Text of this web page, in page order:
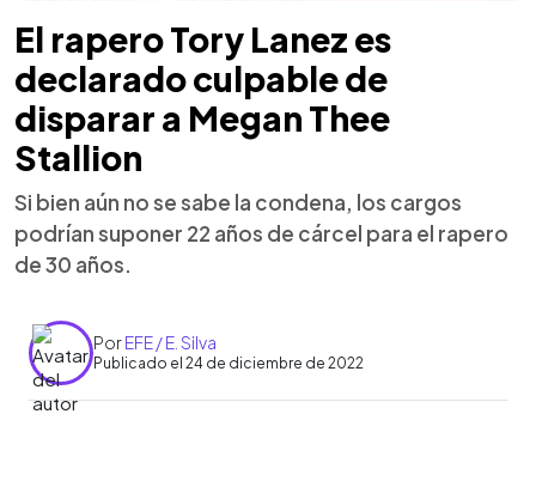
El rapero Tory Lanez es
declarado culpable de
disparar a Megan Thee
Stallion
Si bien aún no se sabe la condena, los cargos
podrían suponer 22 años de cárcel para el rapero
de 30 años.
PorEFE / E. Silva
Publicado el 24 de diciembre de 2022